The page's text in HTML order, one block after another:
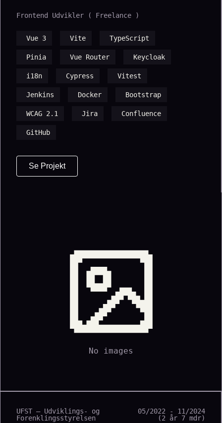
Frontend Udvikler ( Freelance )
Vue 3 Vite TypeScript
Pinia Vue Router Keycloak
i18n Cypress Vitest
Jenkins Docker Bootstrap
WCAG 2.1 Jira Confluence
GitHub
Se Projekt
No images
UFST — Udviklings- og
Forenklingsstyrelsen
05/2022 - 11/2024
(2 år 7 mdr)